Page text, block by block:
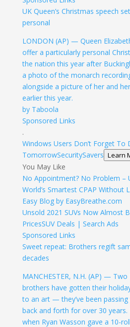
UK Queen’s Christmas speech
personal
LONDON (AP) — Queen
offer a particularly personal
the nation this year after
a photo of the monarch
alongside a picture of her and
earlier this year.
by Taboola
Sponsored Links
.
Windows Users Don’t Forget To
TomorrowSecuritySavers Learn
You May Like
No Appointment? No Problem –
World’s Smartest CPAP Without
Easy Blog by EasyBreathe.com
Unsold 2021 SUVs Now Almost
PricesSUV Deals | Search Ads
Sponsored Links
Sweet repeat: Brothers regift
decades
MANCHESTER, N.H. (AP) —
brothers have gotten their
to an art — they’ve been
back and forth for over 30
when Ryan Wasson gave a 10-